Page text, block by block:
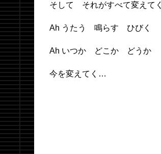
そして それがすべて変えてく
Ah うたう 鳴らす ひびく
Ah いつか どこか どうか
今を変えてく…